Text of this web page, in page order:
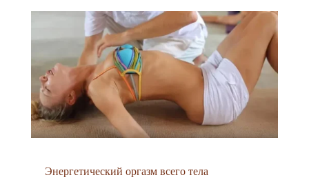
Энергетический оргазм всего тела